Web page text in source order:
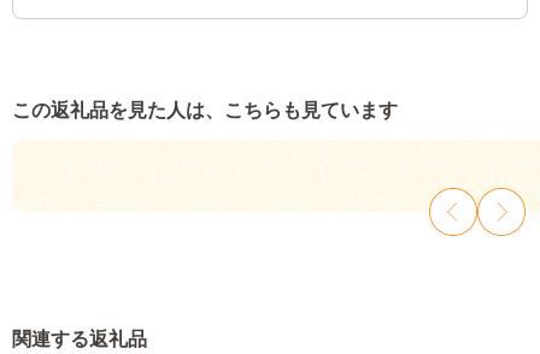
この返礼品を見た人は、こちらも見ています
関連する返礼品